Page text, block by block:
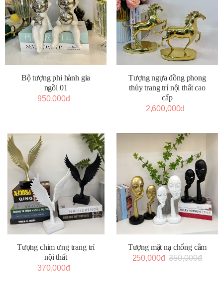
Bộ tượng phi hành gia
ngồi 01
950,000đ
Tượng ngựa đồng phong
thủy trang trí nội thất cao
cấp
2,600,000đ
Tượng chim ưng trang trí
nội thất
370,000đ
Tượng mặt nạ chống cằm
250,000đ 350,000đ